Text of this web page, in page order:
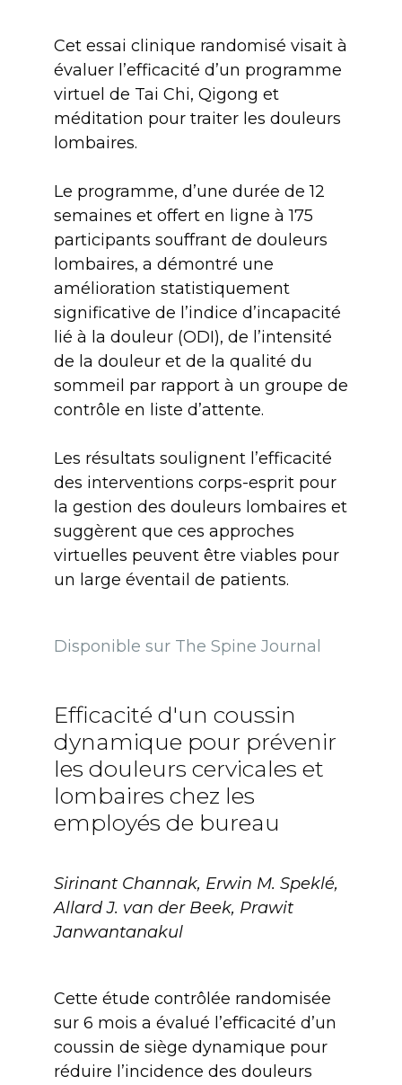
Cet essai clinique randomisé visait à
évaluer l’efficacité d’un programme
virtuel de Tai Chi, Qigong et
méditation pour traiter les douleurs
lombaires.
Le programme, d’une durée de 12
semaines et offert en ligne à 175
participants souffrant de douleurs
lombaires, a démontré une
amélioration statistiquement
significative de l’indice d’incapacité
lié à la douleur (ODI), de l’intensité
de la douleur et de la qualité du
sommeil par rapport à un groupe de
contrôle en liste d’attente.
Les résultats soulignent l’efficacité
des interventions corps-esprit pour
la gestion des douleurs lombaires et
suggèrent que ces approches
virtuelles peuvent être viables pour
un large éventail de patients.
Disponible sur The Spine Journal
Efficacité d'un coussin
dynamique pour prévenir
les douleurs cervicales et
lombaires chez les
employés de bureau
Sirinant Channak, Erwin M. Speklé,
Allard J. van der Beek, Prawit
Janwantanakul
Cette étude contrôlée randomisée
sur 6 mois a évalué l’efficacité d’un
coussin de siège dynamique pour
réduire l’incidence des douleurs